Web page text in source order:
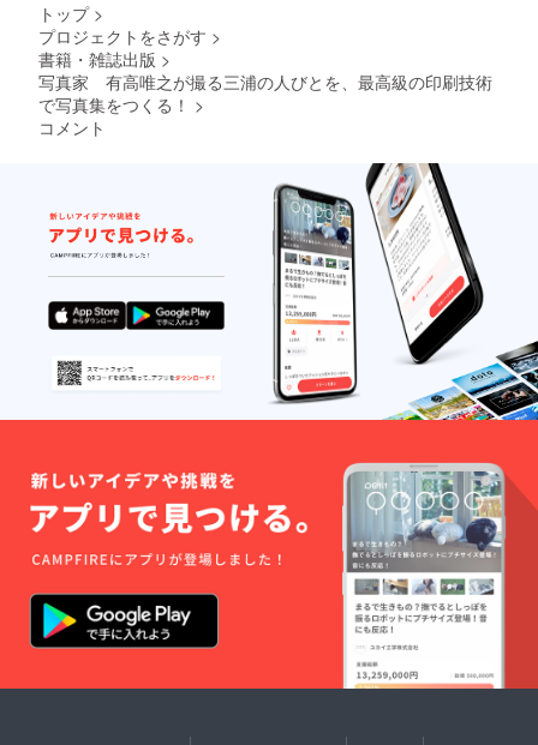
トップ >
プロジェクトをさがす >
書籍・雑誌出版 >
写真家 有高唯之が撮る三浦の人びとを、最高級の印刷技術
で写真集をつくる！ >
コメント